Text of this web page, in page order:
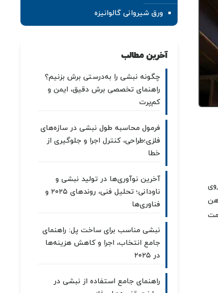
ورق شیروانی گالوانیزه
آخرین مطالب
چگونه نبشی را به‌درستی برش بزنیم؟
راهنمای تخصصی برش دقیق، ایمن و
کم‌پرت
فرمول محاسبه طول نبشی در سازه‌های
فلزی؛طراحی، کنترل اجرا و جلوگیری از
خطا
آخرین نوآوری‌ها در تولید نبشی و
ناودانی؛ تحلیل فنی، روندهای ۲۰۲۵ و
فناوری‌ها
نبشی مناسب برای ساخت پل: راهنمای
جامع انتخاب، اجرا و کاهش هزینه‌ها
در ۲۰۲۵
راهنمای جامع استفاده از نبشی در